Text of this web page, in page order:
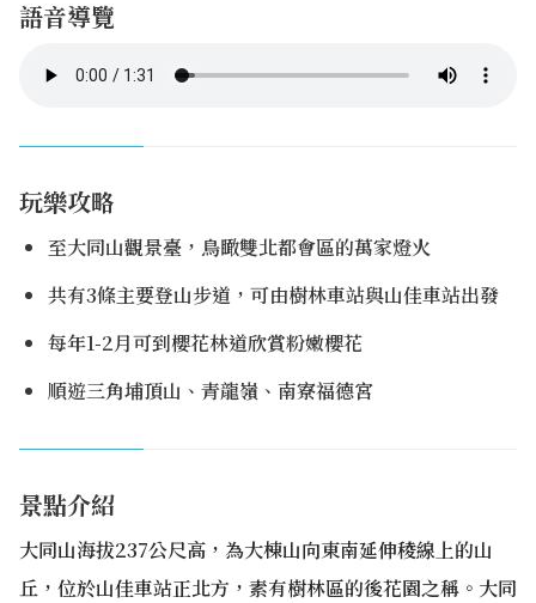
語音導覽
玩樂攻略
至大同山觀景臺，鳥瞰雙北都會區的萬家燈火
共有3條主要登山步道，可由樹林車站與山佳車站出發
每年1-2月可到櫻花林道欣賞粉嫩櫻花
順遊三角埔頂山、青龍嶺、南寮福德宮
景點介紹
大同山海拔237公尺高，為大棟山向東南延伸稜線上的山
丘，位於山佳車站正北方，素有樹林區的後花園之稱。大同